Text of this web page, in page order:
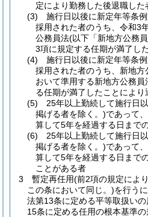
定により勤務した後退職した
(3)
施行日以後に新定年等条
採用された者のうち、令和3
公務員法(以下「新地方公務
3項に規定する任期が満了し
(4)
施行日以後に新定年等条
採用された者のうち、新地
おいて準用する新地方公務
る任期が満了したことにより
(5)
25年以上勤続して施行日
掲げる者を除く。)であって
算して5年を経過する日まで
(6)
25年以上勤続して施行日
掲げる者を除く。)であって
算して5年を経過する日まで
ことがある者
3
暫定再任用(前2項の規定によ
この条において同じ。)を行う
法第13条に定める平等取扱い
15条に定める任用の根本基準